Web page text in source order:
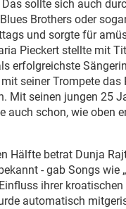
Das sollte sich auch
Brothers oder
und sorgte für
Pieckert stellte mit
erfolgreichste
mit seiner Trompete
Mit seinen jungen 25
auch schon, wie oben
Hälfte betrat Dunja
- gab Songs wie
ihrer
automatisch